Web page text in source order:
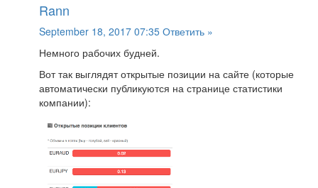
Rann
September 18, 2017 07:35 Ответить »
Немного рабочих будней.
Вот так выглядят открытые позиции на сайте (которые
автоматически публикуются на странице статистики
компании):